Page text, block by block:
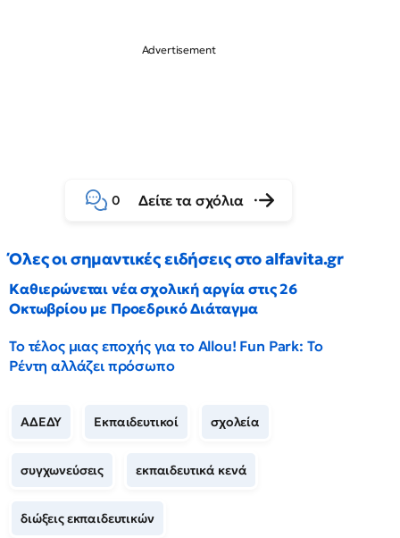
0 Δείτε τα σχόλια
Όλες οι σημαντικές ειδήσεις στο alfavita.gr
Καθιερώνεται νέα σχολική αργία στις 26
Οκτωβρίου με Προεδρικό Διάταγμα
Το τέλος μιας εποχής για το Allou! Fun Park: Το
Ρέντη αλλάζει πρόσωπο
ΑΔΕΔΥ Εκπαιδευτικοί σχολεία
συγχωνεύσεις εκπαιδευτικά κενά
διώξεις εκπαιδευτικών